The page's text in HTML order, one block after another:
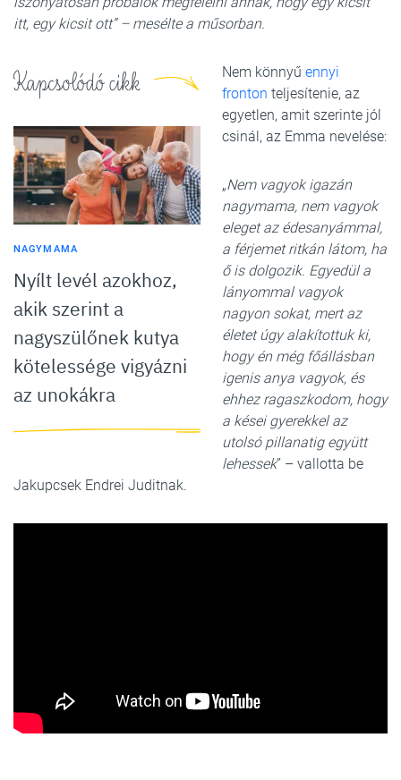
itt, egy kicsit ott” – mesélte a műsorban.
Kapcsolódó cikk
NAGYMAMA
Nyílt levél azokhoz,
akik szerint a
nagyszülőnek kutya
kötelessége vigyázni
az unokákra
Nem könnyű ennyi
fronton teljesítenie, az
egyetlen, amit szerinte jól
csinál, az Emma nevelése:
„Nem vagyok igazán
nagymama, nem vagyok
eleget az édesanyámmal,
a férjemet ritkán látom, ha
ő is dolgozik. Egyedül a
lányommal vagyok
nagyon sokat, mert az
életet úgy alakítottuk ki,
hogy én még főállásban
igenis anya vagyok, és
ehhez ragaszkodom, hogy
a kései gyerekkel az
utolsó pillanatig együtt
lehessek” – vallotta be
Jakupcsek Endrei Juditnak.